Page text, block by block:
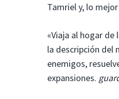
Tamriel y, lo
«Viaja al hogar
la descripción del
enemigos,
expansiones.